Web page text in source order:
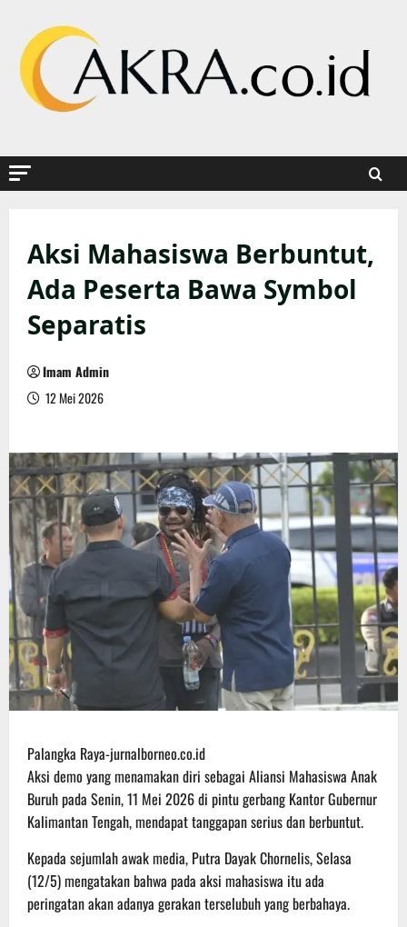
content
Aksi Mahasiswa Berbuntut,
Ada Peserta Bawa Symbol
Separatis
Imam Admin
12 Mei 2026
Palangka Raya-jurnalborneo.co.id
Aksi demo yang menamakan diri sebagai Aliansi Mahasiswa Anak
Buruh pada Senin, 11 Mei 2026 di pintu gerbang Kantor Gubernur
Kalimantan Tengah, mendapat tanggapan serius dan berbuntut.
Kepada sejumlah awak media, Putra Dayak Chornelis, Selasa
(12/5) mengatakan bahwa pada aksi mahasiswa itu ada
peringatan akan adanya gerakan terselubuh yang berbahaya.